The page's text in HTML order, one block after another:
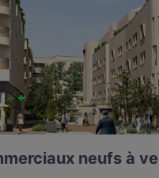
neufs à